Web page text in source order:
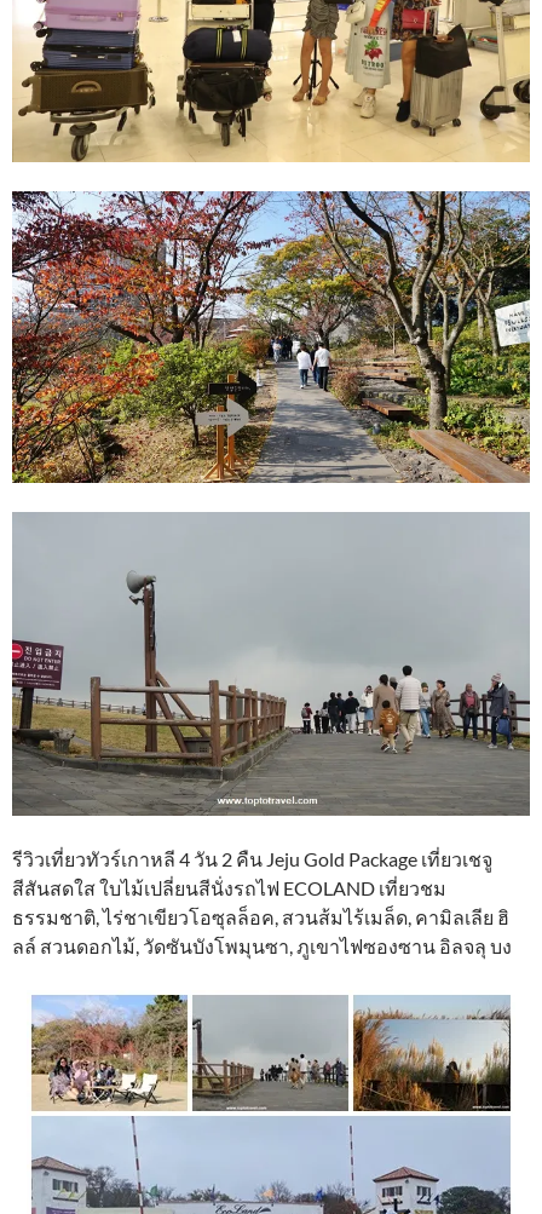
รีวิวเที่ยวทัวร์เกาหลี 4 วัน 2 คืน Jeju Gold Package เที่ยวเชจู
สีสันสดใส ใบไม้เปลี่ยนสีนั่งรถไฟ ECOLAND เที่ยวชม
ธรรมชาติ, ไร่ชาเขียวโอซุลล็อค, สวนส้มไร้เมล็ด, คามิลเลีย ฮิ
ลล์ สวนดอกไม้, วัดซันบังโพมุนซา, ภูเขาไฟซองซาน อิลจลุ บง